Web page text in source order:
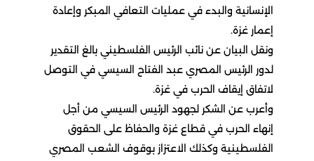
الإنسانية والبدء في عمليات التعافي المبكر وإعادة
إعمار غزة.
ونقل البيان عن نائب الرئيس الفلسطيني بالغ التقدير
لدور الرئيس المصري عبد الفتاح السيسي في التوصل
لاتفاق إيقاف الحرب في غزة.
وأعرب عن الشكر لجهود الرئيس السيسي من أجل
إنهاء الحرب في قطاع غزة والحفاظ على الحقوق
الفلسطينية وكذلك الاعتزاز بوقوف الشعب المصري